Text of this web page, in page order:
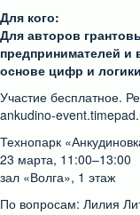
Для кого:
Для авторов
предпринимателей и
основе цифр и
Участие бесплатное.
ankudino-
Технопарк
23 марта, 11:00–13:00
зал «Волга», 1 этаж
По вопросам: Лилия